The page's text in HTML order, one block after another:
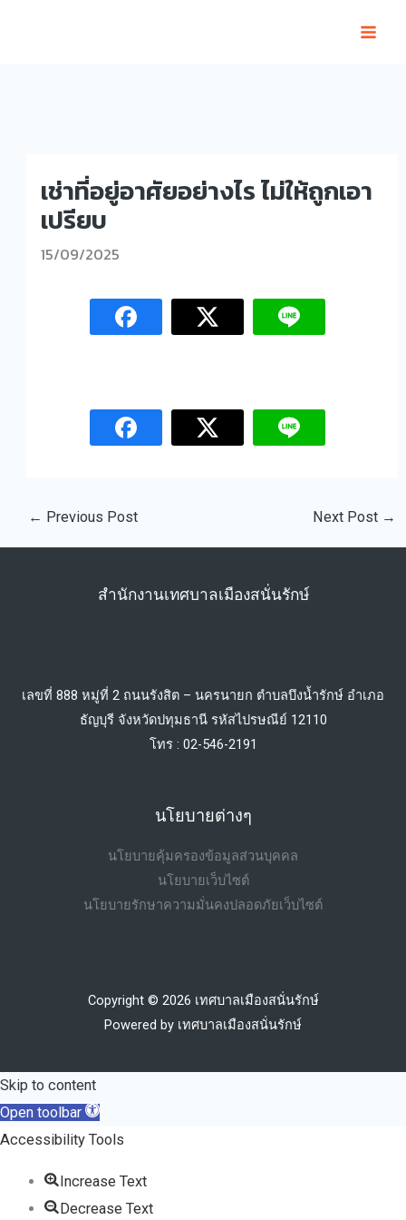
เช่าที่อยู่อาศัยอย่างไร ไม่ให้ถูกเอา
เปรียบ
15/09/2025
← Previous Post Next Post →
สำนักงานเทศบาลเมืองสนั่นรักษ์
เลขที่ 888 หมู่ที่ 2 ถนนรังสิต – นครนายก ตำบลบึงน้ำรักษ์ อำเภอ
ธัญบุรี จังหวัดปทุมธานี รหัสไปรษณีย์ 12110
โทร : 02-546-2191
นโยบายต่างๆ
นโยบายคุ้มครองข้อมูลส่วนบุคคล
นโยบายเว็บไซต์
นโยบายรักษาความมั่นคงปลอดภัยเว็บไซต์
Copyright © 2026 เทศบาลเมืองสนั่นรักษ์
Powered by เทศบาลเมืองสนั่นรักษ์
Skip to content
Open toolbar
Accessibility Tools
Increase Text
Decrease Text